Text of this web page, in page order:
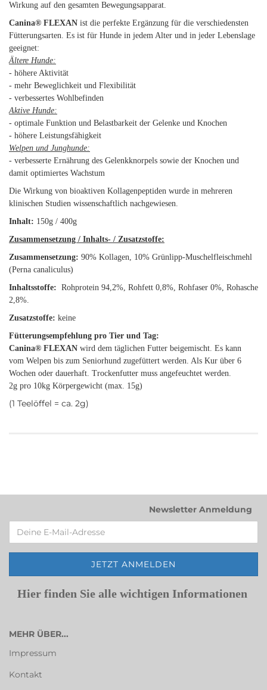
Wirkung auf den gesamten Bewegungsapparat.
Canina® FLEXAN ist die perfekte Ergänzung für die verschiedensten
Fütterungsarten. Es ist für Hunde in jedem Alter und in jeder Lebenslage
geeignet:
Ältere Hunde:
- höhere Aktivität
- mehr Beweglichkeit und Flexibilität
- verbessertes Wohlbefinden
Aktive Hunde:
- optimale Funktion und Belastbarkeit der Gelenke und Knochen
- höhere Leistungsfähigkeit
Welpen und Junghunde:
- verbesserte Ernährung des Gelenkknorpels sowie der Knochen und
damit optimiertes Wachstum
Die Wirkung von bioaktiven Kollagenpeptiden wurde in mehreren
klinischen Studien wissenschaftlich nachgewiesen.
Inhalt: 150g / 400g
Zusammensetzung / Inhalts- / Zusatzstoffe:
Zusammensetzung: 90% Kollagen, 10% Grünlipp-Muschelfleischmehl
(Perna canaliculus)
Inhaltsstoffe: Rohprotein 94,2%, Rohfett 0,8%, Rohfaser 0%, Rohasche
2,8%.
Zusatzstoffe: keine
Fütterungsempfehlung pro Tier und Tag:
Canina® FLEXAN wird dem täglichen Futter beigemischt. Es kann
vom Welpen bis zum Seniorhund zugefüttert werden. Als Kur über 6
Wochen oder dauerhaft. Trockenfutter muss angefeuchtet werden.
2g pro 10kg Körpergewicht (max. 15g)
(1 Teelöffel = ca. 2g)
Newsletter Anmeldung
Hier finden Sie alle wichtigen Informationen
MEHR ÜBER...
Impressum
Kontakt